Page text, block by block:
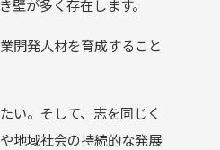
が多く存在します。
開発人材を育成すること
い。そして、志を同じく
地域社会の持続的な発展